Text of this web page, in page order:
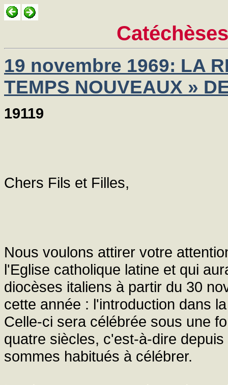
19 novembre 1969: LA
TEMPS NOUVEAUX »
19119
Chers Fils et Filles,
Nous voulons attirer votre
l'Eglise catholique latine et qui
diocèses italiens à partir du 30
cette année : l'introduction dans
Celle-ci sera célébrée sous une
quatre siècles, c'est-à-dire
sommes habitués à célébrer.